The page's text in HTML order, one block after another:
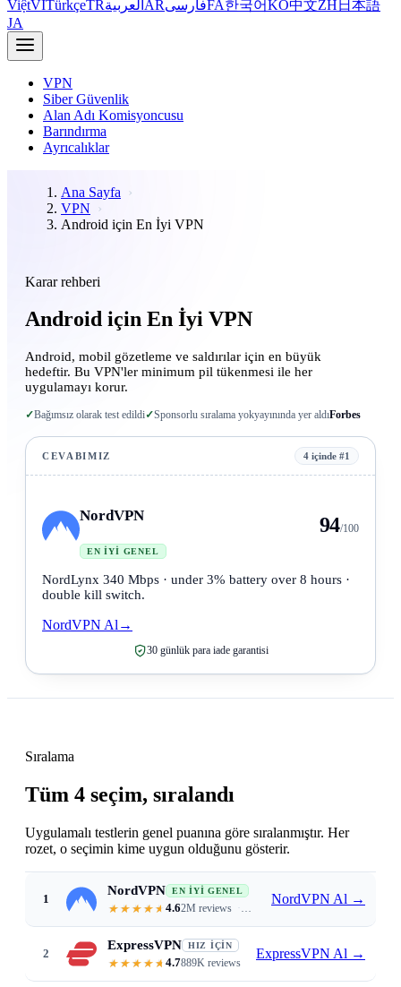
ViệtVITürkçeTRالعربية ARفارسیFA한국어KO中文ZH 日本語
JA
VPN
Siber Güvenlik
Alan Adı Komisyoncusu
Barındırma
Ayrıcalıklar
Ana Sayfa
VPN
Android için En İyi VPN
Karar rehberi
Android için En İyi VPN
Android, mobil gözetleme ve saldırılar için en büyük
hedeftir. Bu VPN'ler minimum pil tükenmesi ile her
uygulamayı korur.
✓Bağımsız olarak test edildi✓Sponsorlu sıralama yokyayınında yer aldıForbes
CEVABIMIZ 4 içinde #1
NordVPN
EN İYI GENEL
94/100
NordLynx 340 Mbps · under 3% battery over 8 hours ·
double kill switch.
NordVPN Al →
30 günlük para iade garantisi
Sıralama
Tüm 4 seçim, sıralandı
Uygulamalı testlerin genel puanına göre sıralanmıştır. Her
rozet, o seçimin kime uygun olduğunu gösterir.
1
NordVPN EN İYI GENEL
4.62M reviews NordLynx 340 Mbps · under 3%
NordVPN Al →
2
ExpressVPN HIZ İÇIN
4.7889K reviews Lightway 360 Mbps · 1-second
ExpressVPN Al →